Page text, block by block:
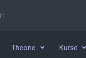
Theorie Kurse